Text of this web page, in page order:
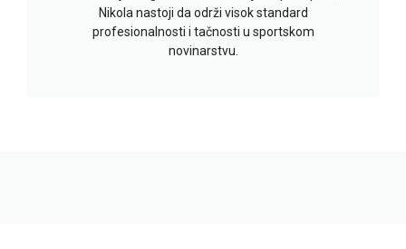
Nikola nastoji da održi visok standard
profesionalnosti i tačnosti u sportskom
novinarstvu.